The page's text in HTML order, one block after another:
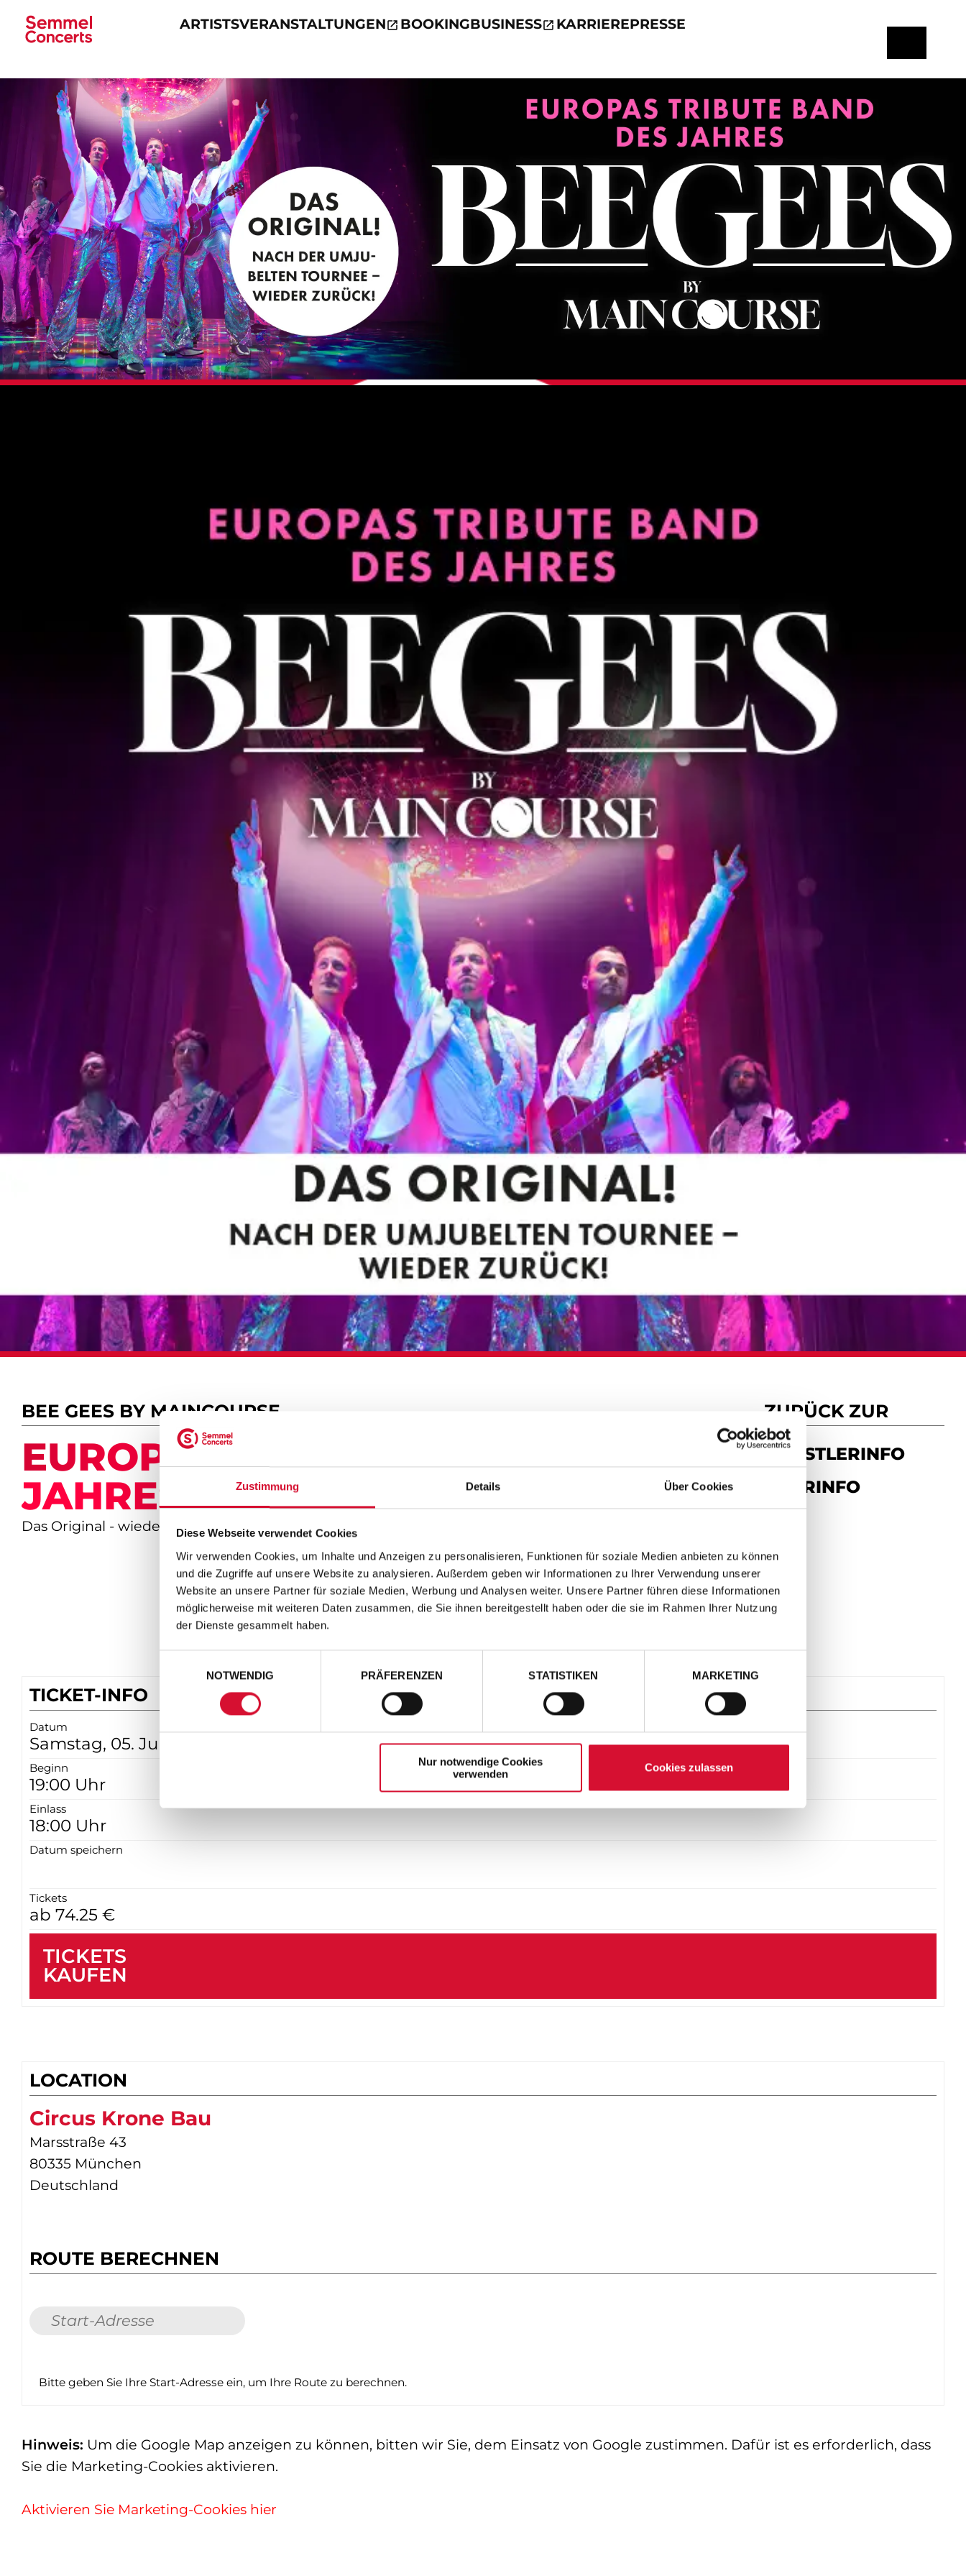
Zustimmung Details Über Cookies
Diese Webseite verwendet Cookies
Wir verwenden Cookies, um Inhalte und Anzeigen zu personalisieren, Funktionen für soziale Medien anbieten zu können
und die Zugriffe auf unsere Website zu analysieren. Außerdem geben wir Informationen zu Ihrer Verwendung unserer
Website an unsere Partner für soziale Medien, Werbung und Analysen weiter. Unsere Partner führen diese Informationen
möglicherweise mit weiteren Daten zusammen, die Sie ihnen bereitgestellt haben oder die sie im Rahmen Ihrer Nutzung
der Dienste gesammelt haben.
NOTWENDIG
PRÄFERENZEN STATISTIKEN MARKETING
Nur notwendige Cookies
verwenden
Cookies zulassen
ARTISTSVERANSTALTUNGEN BOOKINGBUSINESS KARRIEREPRESSE
BEE GEES BY MAINCOURSE
EUROPAS TRIBUTE BAND DES
JAHRES
Das Original - wieder zurück!
ZURÜCK ZUR
KÜNSTLERINFO
TOURINFO
TICKET-INFO
Datum
Samstag, 05. Juni 2027
Beginn
19:00 Uhr
Einlass
18:00 Uhr
Datum speichern
Tickets
ab 74.25 €
TICKETS
KAUFEN
LOCATION
Circus Krone Bau
Marsstraße 43
80335 München
Deutschland
ROUTE BERECHNEN
Bitte geben Sie Ihre Start-Adresse ein, um Ihre Route zu berechnen.
Hinweis: Um die Google Map anzeigen zu können, bitten wir Sie, dem Einsatz von Google zustimmen. Dafür ist es erforderlich, dass
Sie die Marketing-Cookies aktivieren.
Aktivieren Sie Marketing-Cookies hier